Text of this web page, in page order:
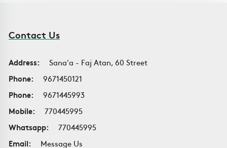
Contact Us
Address:
Sana'a - Faj Atan, 60 Street
Phone:
9671450121
Phone:
9671445993
Mobile:
770445995
Whatsapp:
770445995
Email:
Message Us